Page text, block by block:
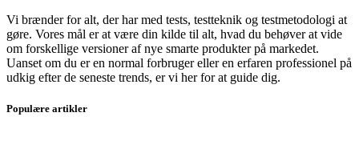
Vi brænder for alt, der har med tests, testteknik og testmetodologi at
gøre. Vores mål er at være din kilde til alt, hvad du behøver at vide
om forskellige versioner af nye smarte produkter på markedet.
Uanset om du er en normal forbruger eller en erfaren professionel på
udkig efter de seneste trends, er vi her for at guide dig.
Populære artikler